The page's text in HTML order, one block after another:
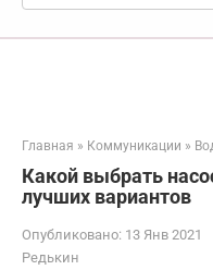
Главная » Коммуникации »
Какой выбрать
лучших вариантов
Опубликовано: 13 Янв 2021
Редькин